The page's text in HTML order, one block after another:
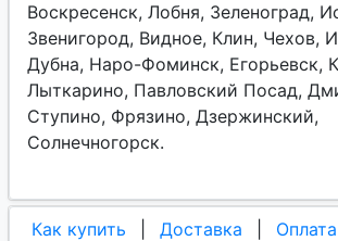
Воскресенск, Лобня, Зеленоград,
Звенигород, Видное, Клин, Чехов,
Дубна, Наро-Фоминск, Егорьевск,
Лыткарино, Павловский Посад,
Ступино, Фрязино, Дзержинский,
Солнечногорск.
Как купить Доставка Оплата